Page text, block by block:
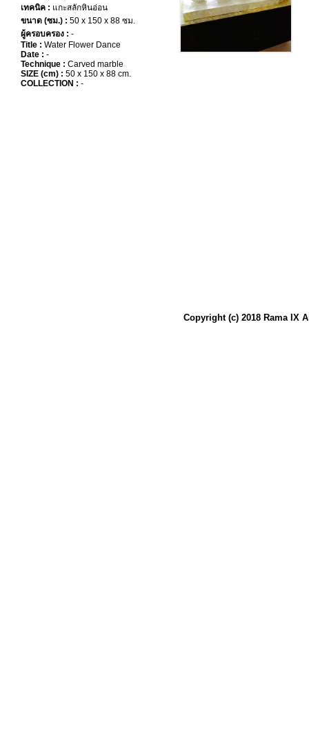
เทคนิค : แกะสลักหินอ่อน
ขนาด (ซม.) : 50 x 150 x 88 ซม.
ผู้ครอบครอง : -
Title : Water Flower Dance
Date : -
Technique : Carved marble
SIZE (cm) : 50 x 150 x 88 cm.
COLLECTION : -
Copyright (c) 2018 Rama IX